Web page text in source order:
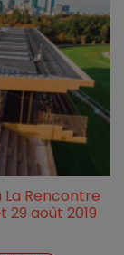
Rencontre
août 2019